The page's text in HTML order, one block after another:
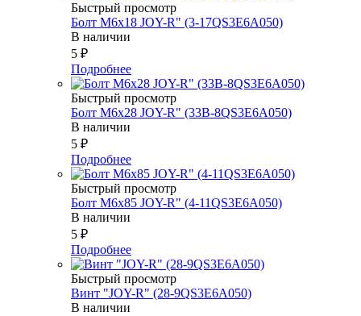
Быстрый просмотр
Болт М6х18 JOY-R" (3-17QS3E6A050)
В наличии
5 ₽
Подробнее
Быстрый просмотр
Болт М6х28 JOY-R" (33В-8QS3E6A050)
В наличии
5 ₽
Подробнее
Быстрый просмотр
Болт М6х85 JOY-R" (4-11QS3E6A050)
В наличии
5 ₽
Подробнее
Быстрый просмотр
Винт "JOY-R" (28-9QS3E6A050)
В наличии